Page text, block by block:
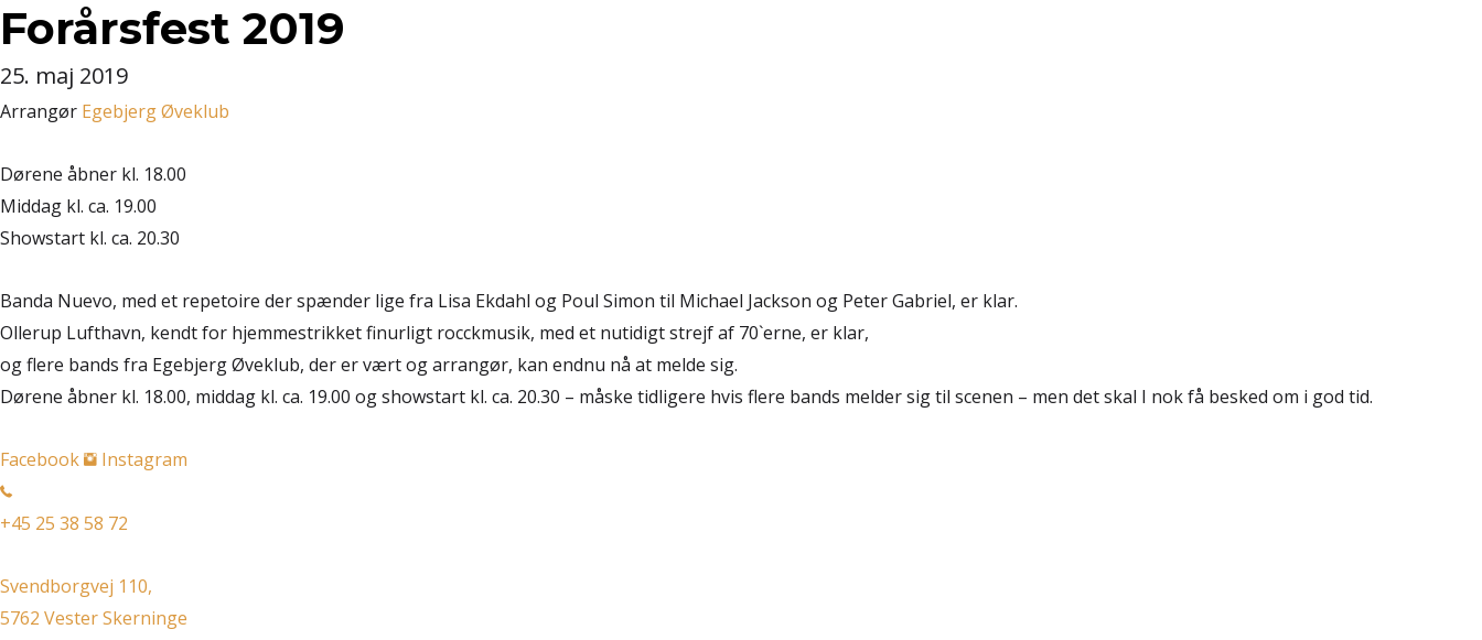
Forårsfest 2019
25. maj 2019
Arrangør Egebjerg Øveklub
Dørene åbner kl. 18.00
Middag kl. ca. 19.00
Showstart kl. ca. 20.30
Banda Nuevo, med et repetoire der spænder lige fra Lisa Ekdahl og Poul Simon til Michael Jackson og Peter Gabriel, er klar.
Ollerup Lufthavn, kendt for hjemmestrikket finurligt rocckmusik, med et nutidigt strejf af 70`erne, er klar,
og flere bands fra Egebjerg Øveklub, der er vært og arrangør, kan endnu nå at melde sig.
Dørene åbner kl. 18.00, middag kl. ca. 19.00 og showstart kl. ca. 20.30 – måske tidligere hvis flere bands melder sig til scenen – men det skal I nok få besked om i god tid.
Facebook Instagram
+45 25 38 58 72
Svendborgvej 110,
5762 Vester Skerninge